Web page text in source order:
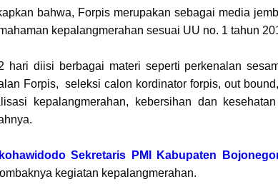
bahwa, Forpis merupakan sebagai media
kepalangmerahan sesuai UU no. 1 tahun
hari diisi berbagai materi seperti perkenalan
Forpis, seleksi calon kordinator forpis, out
kepalangmerahan, kebersihan dan
Sekretaris PMI Kabupaten
kegiatan kepalangmerahan.